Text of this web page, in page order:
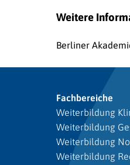
Weitere
Berliner
Fachbereiche
Weiterbildung
Weiterbildung
Weiterbildung
Weiterbildung